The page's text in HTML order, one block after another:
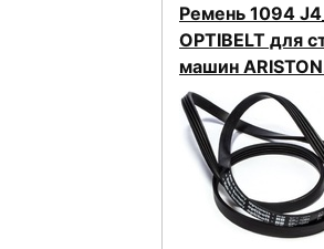
Ремень 1094
OPTIBELT для
машин